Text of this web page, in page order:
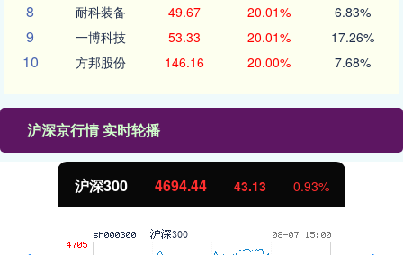
8 耐科装备 49.67 20.01% 6.83%
9 一博科技 53.33 20.01% 17.26%
10 方邦股份 146.16 20.00% 7.68%
沪深京行情 实时轮播
沪深300 4694.44 43.13 0.93%